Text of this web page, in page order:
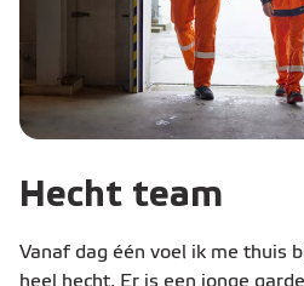
Hecht team
Vanaf dag één voel ik me thuis